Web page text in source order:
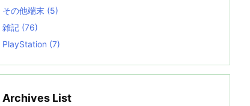
その他端末 (5)
雑記 (76)
PlayStation (7)
Archives List